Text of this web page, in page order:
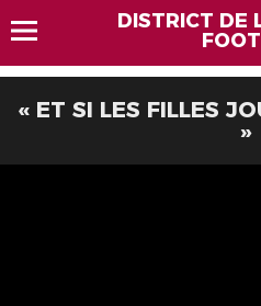
DISTRICT DE
« ET SI LES FILLES
»